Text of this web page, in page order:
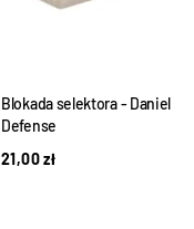
Blokada selektora - Daniel
Defense
21,00zł